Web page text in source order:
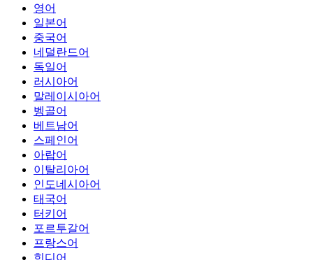
영어
일본어
중국어
네덜란드어
독일어
러시아어
말레이시아어
벵골어
베트남어
스페인어
아랍어
이탈리아어
인도네시아어
태국어
터키어
포르투갈어
프랑스어
힌디어